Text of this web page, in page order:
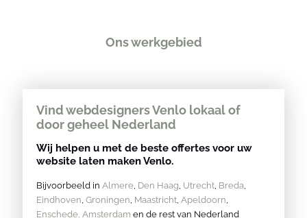
Ons werkgebied
Vind webdesigners Venlo lokaal of
door geheel Nederland
Wij helpen u met de beste offertes voor uw
website laten maken Venlo.
Bijvoorbeeld in Almere, Den Haag, Utrecht, Breda,
Eindhoven, Groningen, Maastricht, Apeldoorn,
Enschede, Amsterdam en de rest van Nederland